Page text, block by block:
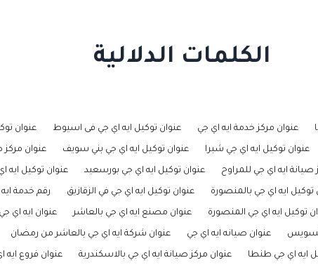
الكلمات الدلالية
عنوان مركز خدمة ايه اي جي عنوان توكيل ايه اي جي فى اسيوط عنوان
عنوان توكيل ايه اي جي شبرا عنوان توكيل ايه اي جي بني سويف عنوان مركز
صيانة ايه اي جي للمراوح عنوان توكيل ايه اي جي بورسعيد عنوان توكيل ايه
توكيل ايه اي جي بالمنصورة عنوان توكيل ايه اي جي في الزقازيق رقم خدمة
توكيل ايه اي جي المنصورة عنوان مصنع ايه اي جي بالعاشر عنوان ايه اي
عنوان صيانه ايه اي جي عنوان شركة ايه اي جي بالعاشر من رمضان
ايه اي جي طنطا عنوان مركز صيانة ايه اي جي بالاسكندرية عنوان فروع ايه